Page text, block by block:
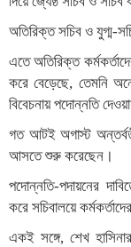
অতিরিক্ত সচিব ও যুগ্ম-
এতে অতিরিক্ত
করে বেড়েছে, তেমনি
বিবেচনায় পদোন্নতি
গত আটই অগাস্ট
আসতে শুরু করেছেন।
পদোন্নতি-পদায়নের
করে সচিবালয়ে
একই সঙ্গে, শেখ